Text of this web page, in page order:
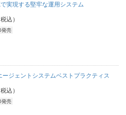
実現する堅牢な運用システム
込）
発売
ージェントシステムベストプラクティス
込）
発売